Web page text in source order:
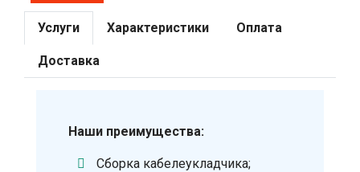
Услуги Характеристики Оплата
Доставка
Наши преимущества:
Сборка кабелеукладчика;